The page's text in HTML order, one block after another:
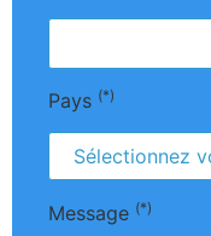
Pays (*)
Message (*)